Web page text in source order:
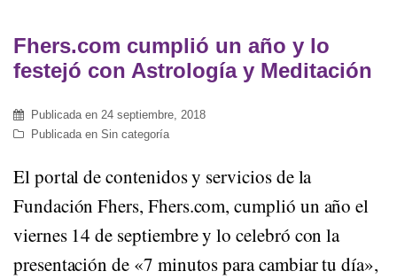
Fhers.com cumplió un año y lo
festejó con Astrología y Meditación
Publicada en 24 septiembre, 2018
Publicada en Sin categoría
El portal de contenidos y servicios de la
Fundación Fhers, Fhers.com, cumplió un año el
viernes 14 de septiembre y lo celebró con la
presentación de «7 minutos para cambiar tu día»,